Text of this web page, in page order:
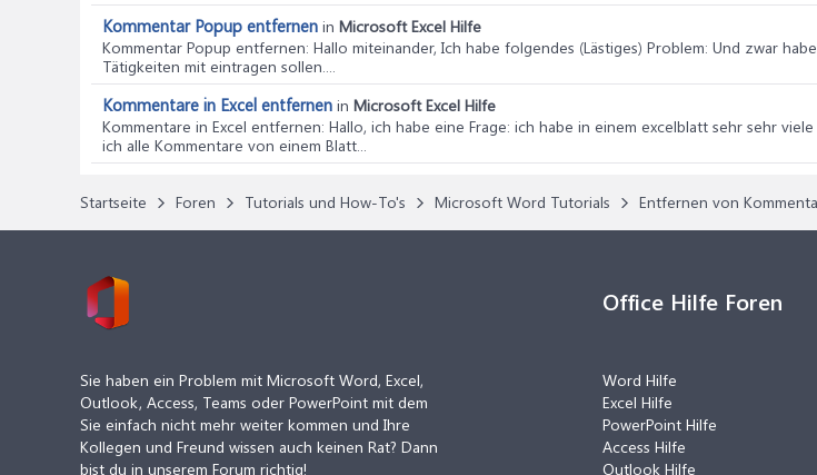
Kommentar Popup entfernen in Microsoft Excel Hilfe
Kommentar Popup entfernen: Hallo miteinander, Ich habe folgendes (Lästiges) Problem: Und zwar
Tätigkeiten mit eintragen sollen....
Kommentare in Excel entfernen in Microsoft Excel Hilfe
Kommentare in Excel entfernen: Hallo, ich habe eine Frage: ich habe in einem excelblatt sehr sehr
ich alle Kommentare von einem Blatt...
Startseite Foren Tutorials und How-To's Microsoft Word Tutorials Entfernen von
Sie haben ein Problem mit Microsoft Word, Excel,
Outlook, Access, Teams oder PowerPoint mit dem
Sie einfach nicht mehr weiter kommen und Ihre
Kollegen und Freund wissen auch keinen Rat? Dann
bist du in unserem Forum richtig!
Office Hilfe Foren
Word Hilfe
Excel Hilfe
PowerPoint Hilfe
Access Hilfe
Outlook Hilfe